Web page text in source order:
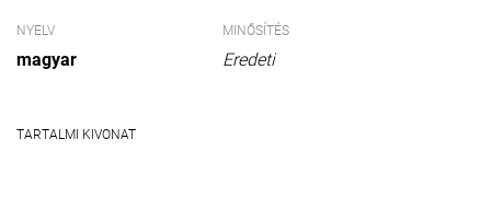
NYELV
magyar
MINŐSÍTÉS
Eredeti
TARTALMI KIVONAT